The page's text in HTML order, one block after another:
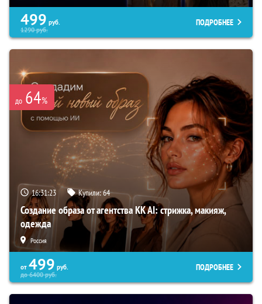
499 руб.
1290руб.
ПОДРОБНЕЕ
до 64%
16:31:22 Купили:64
Создание образа от агентства KK AI: стрижка, макияж,
одежда
Россия
от 499 руб.
до6400руб.
ПОДРОБНЕЕ